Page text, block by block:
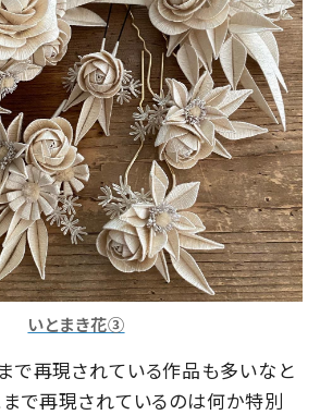
いとまき花③
で再現されている作品も多いなと
まで再現されているのは何か特別